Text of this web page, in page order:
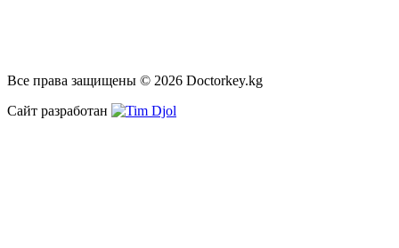
Все права защищены © 2026 Doctorkey.kg
Сайт разработан